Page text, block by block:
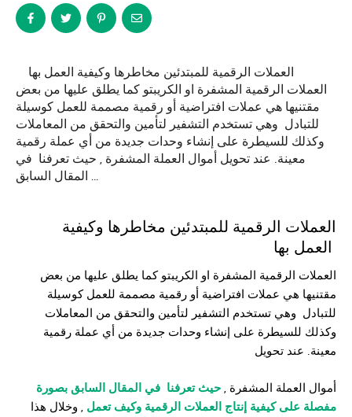
العملات الرقمية المشفرة او الكريبتو كما يطلق عليها من بعض
مقتنيها هي عملات افتراضية أو رقمية مصممة للعمل كوسيلة
للتبادل وهي تستخدم التشفير لتأمين والتحقق من المعاملات
وكذلك للسيطرة على إنشاء وحدات جديدة من أي عملة رقمية
معينة. عند تحويل أموال العملة المشفرة , حيث تعرفنا في
المقال السابق …
العملات الرقمية للمبتدئين مخاطرها وكيفية
العملات الرقمية المشفرة او الكريبتو كما يطلق عليها من بعض
مقتنيها هي عملات افتراضية أو رقمية مصممة للعمل كوسيلة
للتبادل وهي تستخدم التشفير لتأمين والتحقق من المعاملات
وكذلك للسيطرة على إنشاء وحدات جديدة من أي عملة رقمية
معينة. عند تحويل
أموال العملة المشفرة , حيث تعرفنا في المقال السابق بصورة
مفصلة على كيفية إنتاج العملات الرقمية وكيف تعمل , وخلال هذا